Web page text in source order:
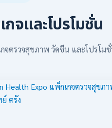
จและโปรโมชั่น
จตรวจสุขภาพ วัคซีน และโปรโ